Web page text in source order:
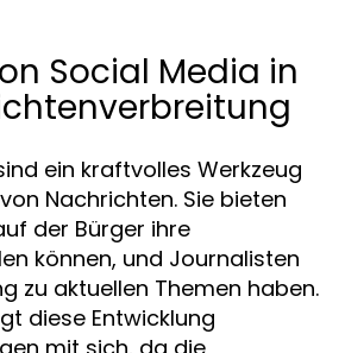
Social Media in
ein kraftvolles Werkzeug
Nachrichten. Sie bieten
der Bürger ihre
können, und Journalisten
zu aktuellen Themen haben.
diese Entwicklung